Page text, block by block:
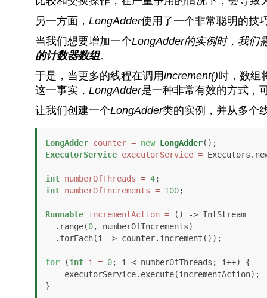
另一方面， LongAdder使用了一个非常聪明的技
当我们想要增加一个LongAdder的实例时， 我们
的计数器数组。
于是，当更多的线程在调用increment()时，数组
这一事实， LongAdder是一种非常有效的方式，
让我们创建一个LongAdder类的实例，并从多个
LongAdder counter = new LongAdder
ExecutorService executorService =
int numberOfThreads = 4
int numberOfIncrements = 100;
Runnable incrementAction = () -> IntStream
  .range(
0, numberOfIncrements)
for (int i = 0; i < numberOfThreads; i++) {
}